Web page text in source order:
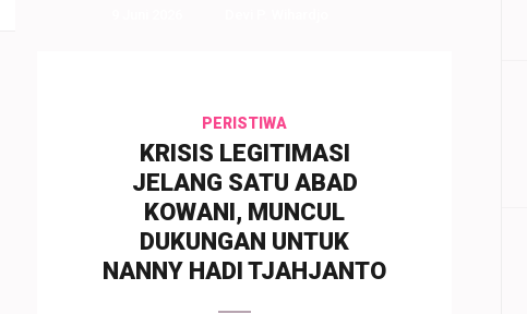
PERISTIWA
KRISIS LEGITIMASI
JELANG SATU ABAD
KOWANI, MUNCUL
DUKUNGAN UNTUK
NANNY HADI TJAHJANTO